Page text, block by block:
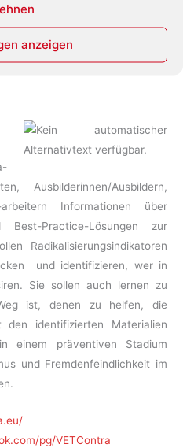
anzeigen
cocoraproject
Ausbilderinnen/Ausbildern,
Informationen über
Practice-Lösungen zur
Radikalisierungsindikatoren
und identifizieren, wer in
Sie sollen auch lernen zu
ist, denen zu helfen, die
den identifizierten Materialien
einem präventiven Stadium
und Fremdenfeindlichkeit im
pg/VETContra